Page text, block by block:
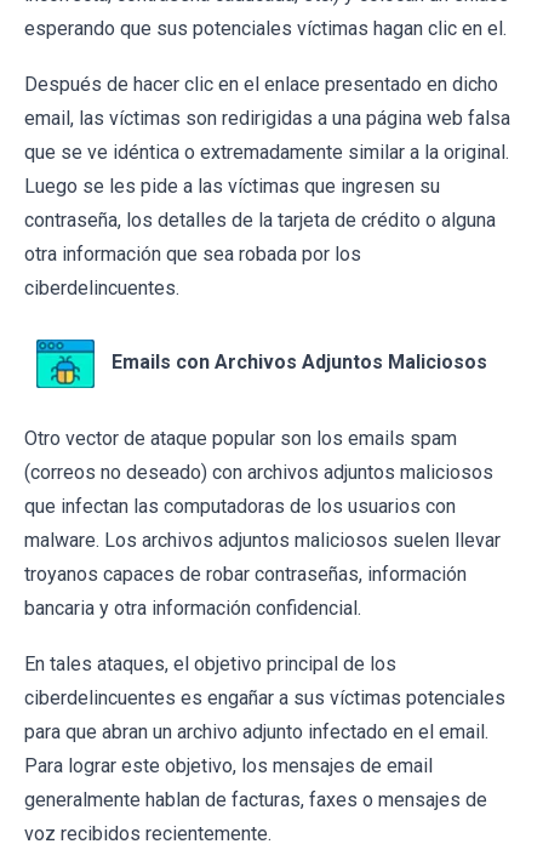
esperando que sus potenciales víctimas hagan clic en el.
Después de hacer clic en el enlace presentado en dicho
email, las víctimas son redirigidas a una página web falsa
que se ve idéntica o extremadamente similar a la original.
Luego se les pide a las víctimas que ingresen su
contraseña, los detalles de la tarjeta de crédito o alguna
otra información que sea robada por los
ciberdelincuentes.
Emails con Archivos Adjuntos Maliciosos
Otro vector de ataque popular son los emails spam
(correos no deseado) con archivos adjuntos maliciosos
que infectan las computadoras de los usuarios con
malware. Los archivos adjuntos maliciosos suelen llevar
troyanos capaces de robar contraseñas, información
bancaria y otra información confidencial.
En tales ataques, el objetivo principal de los
ciberdelincuentes es engañar a sus víctimas potenciales
para que abran un archivo adjunto infectado en el email.
Para lograr este objetivo, los mensajes de email
generalmente hablan de facturas, faxes o mensajes de
voz recibidos recientemente.